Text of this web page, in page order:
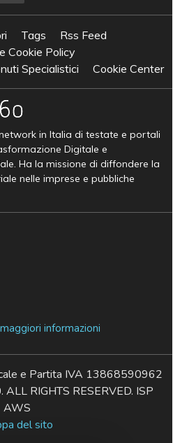
Tags
Rss Feed
Cookie Policy
Specialistici
Cookie Center
in Italia di testate e portali
Digitale e
Ha la missione di diffondere la
nelle imprese e pubbliche
informazioni
e Partita IVA 13868590962
RIGHTS RESERVED. ISP
AWS
del sito